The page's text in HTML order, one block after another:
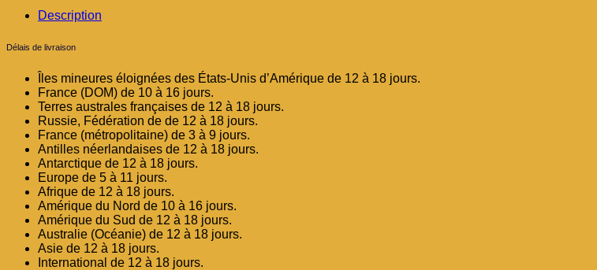
Description
Délais de livraison
Îles mineures éloignées des États-Unis d’Amérique de 12 à 18 jours.
France (DOM) de 10 à 16 jours.
Terres australes françaises de 12 à 18 jours.
Russie, Fédération de de 12 à 18 jours.
France (métropolitaine) de 3 à 9 jours.
Antilles néerlandaises de 12 à 18 jours.
Antarctique de 12 à 18 jours.
Europe de 5 à 11 jours.
Afrique de 12 à 18 jours.
Amérique du Nord de 10 à 16 jours.
Amérique du Sud de 12 à 18 jours.
Australie (Océanie) de 12 à 18 jours.
Asie de 12 à 18 jours.
International de 12 à 18 jours.